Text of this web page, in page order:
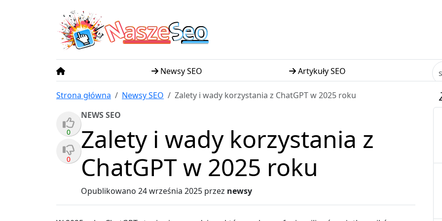
NaszeSeo
Newsy SEO Artykuły SEO
Strona główna Newsy SEO Zalety i wady korzystania z ChatGPT w 2025 roku
0
0
NEWS SEO
Zalety i wady korzystania z
ChatGPT w 2025 roku
Opublikowano 24 września 2025 przez newsy